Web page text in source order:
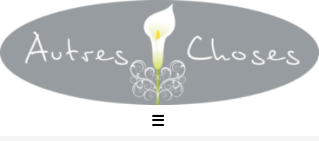
vers
le
contenu